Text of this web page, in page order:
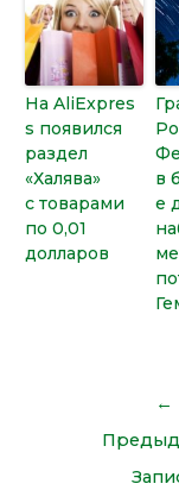
На AliExpres
s появился
раздел
«Халява»
с товарами
по 0,01
долларов
в
е
←